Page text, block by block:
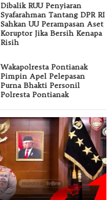
Dibalik RUU Penyiaran
Syafarahman Tantang DPR RI
Sahkan UU Perampasan Aset
Koruptor Jika Bersih Kenapa
Risih
Wakapolresta Pontianak
Pimpin Apel Pelepasan
Purna Bhakti Personil
Polresta Pontianak